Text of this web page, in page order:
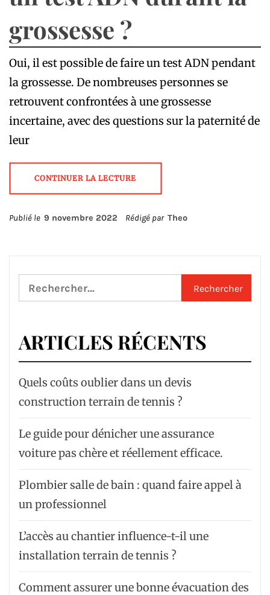
grossesse ?
Oui, il est possible de faire un test ADN pendant
la grossesse. De nombreuses personnes se
retrouvent confrontées à une grossesse
incertaine, avec des questions sur la paternité de
leur
CONTINUER LA LECTURE
Publié le 9 novembre 2022 Rédigé par Theo
Rechercher :
ARTICLES RÉCENTS
Quels coûts oublier dans un devis
construction terrain de tennis ?
Le guide pour dénicher une assurance
voiture pas chère et réellement efficace.
Plombier salle de bain : quand faire appel à
un professionnel
L’accès au chantier influence-t-il une
installation terrain de tennis ?
Comment assurer une bonne évacuation des